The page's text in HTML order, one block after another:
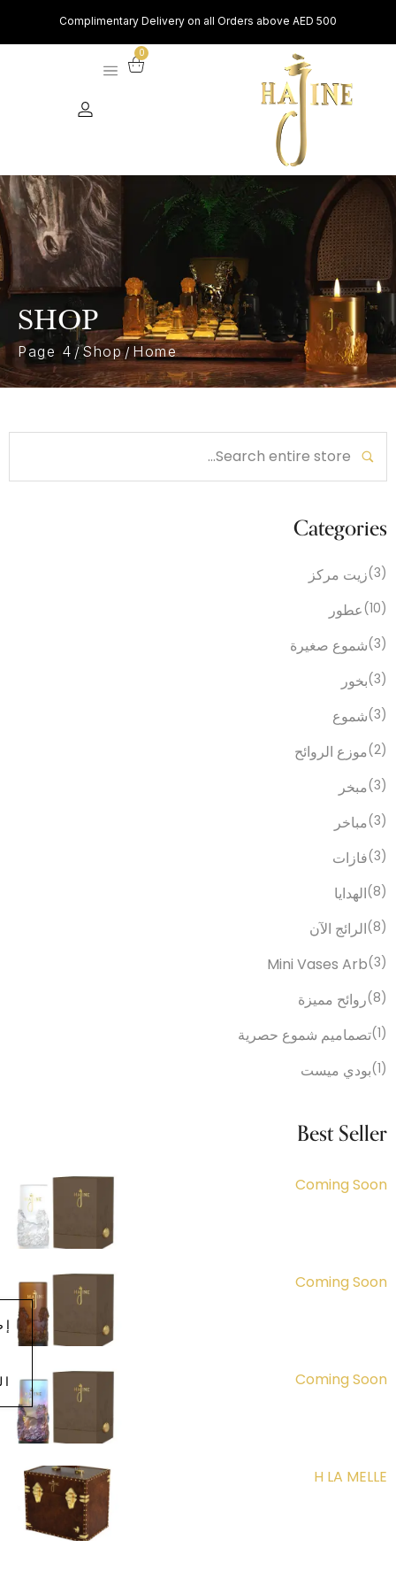
Complimentary Delivery on all Orders above AED 500
0
SHOP
Home
/
Shop
/
Page 4
Categories
زيت مركز (3)
عطور (10)
شموع صغيرة (3)
بخور (3)
شموع (3)
موزع الروائح (2)
مبخر (3)
مباخر (3)
فازات (3)
الهدايا (8)
الرائج الآن (8)
Mini Vases Arb (3)
روائح مميزة (8)
تصماميم شموع حصرية (1)
بودي ميست (1)
Best Seller
Coming Soon
Coming Soon
Coming Soon
H LA MELLE